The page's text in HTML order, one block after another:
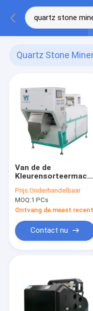
Quartz Stone
Van de de
de
afstandsbediening
van Wifi met Toshiba
CCD
Prijs:Onderhandelbaar
MOQ:1 PCs
Ontvang de meest
Contact nu